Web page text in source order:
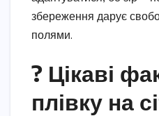
збереження дарує
полями.
? Цікаві
плівку на